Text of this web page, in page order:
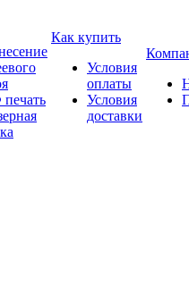
Как купить
Условия
оплаты
Условия
доставки